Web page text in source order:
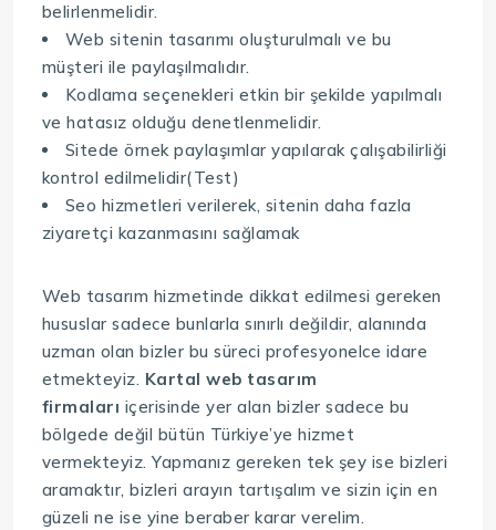
belirlenmelidir.
Web sitenin tasarımı oluşturulmalı ve bu
müşteri ile paylaşılmalıdır.
Kodlama seçenekleri etkin bir şekilde yapılmalı
ve hatasız olduğu denetlenmelidir.
Sitede örnek paylaşımlar yapılarak çalışabilirliği
kontrol edilmelidir(Test)
Seo hizmetleri verilerek, sitenin daha fazla
ziyaretçi kazanmasını sağlamak
Web tasarım hizmetinde dikkat edilmesi gereken
hususlar sadece bunlarla sınırlı değildir, alanında
uzman olan bizler bu süreci profesyonelce idare
etmekteyiz. Kartal web tasarım
firmaları içerisinde yer alan bizler sadece bu
bölgede değil bütün Türkiye’ye hizmet
vermekteyiz. Yapmanız gereken tek şey ise bizleri
aramaktır, bizleri arayın tartışalım ve sizin için en
güzeli ne ise yine beraber karar verelim.